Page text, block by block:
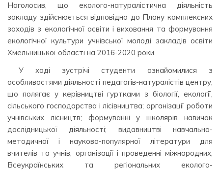
Наголосив, що еколого-натуралістична діяльність
закладу здійснюється відповідно до Плану комплексних
заходів з екологічної освіти і виховання та формування
екологічної культури учнівської молоді закладів освіти
Хмельницької області на 2016-2020 роки.
У ході зустрічі студенти ознайомилися з
особливостями діяльності педагогів-натуралістів центру,
що полягає у керівництві гуртками з біології, екології,
сільського господарства і лісівництва; організації роботи
учнівських лісництв; формуванні у школярів навичок
дослідницької діяльності; видавництві навчально-
методичної і науково-популярної літератури для
вчителів та учнів; організації і проведенні міжнародних,
Всеукраїнських та регіональних еколого-